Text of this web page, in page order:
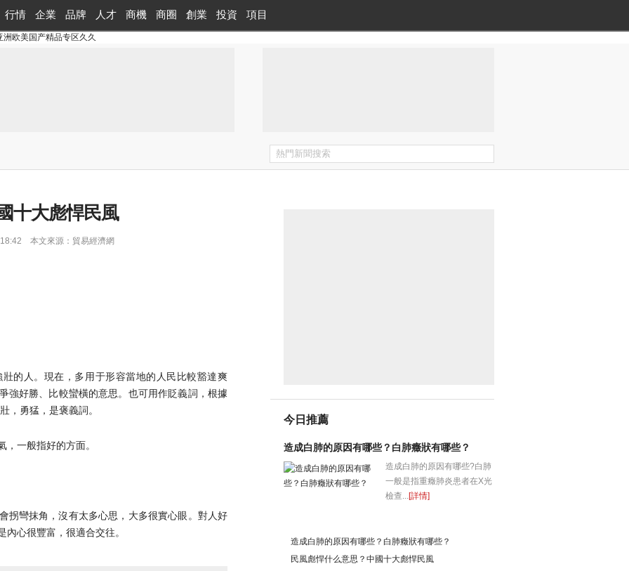
欧美国产精品专区久久
行情 企業 品牌 人才 商機 商圈 創業 投資 項目
十大彪悍民風
本文來源：貿易經濟網
的人。現在，多用于形容當地的人民比較豁達爽
強好勝、比較蠻橫的意思。也可用作貶義詞，根據
，勇猛，是褒義詞。
，一般指好的方面。
拐彎抹角，沒有太多心思，大多很實心眼。對人好
心很豐富，很適合交往。
今日推薦
造成白肺的原因有哪些？白肺癥狀有哪些？
造成白肺的原因有哪些?白肺
一般是指重癥肺炎患者在X光
檢查...[詳情]
造成白肺的原因有哪些？白肺癥狀有哪些？
民風彪悍什么意思？中國十大彪悍民風